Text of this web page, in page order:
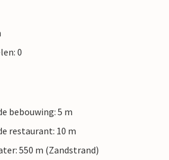
0
bebouwing: 5 m
restaurant: 10 m
550 m (Zandstrand)